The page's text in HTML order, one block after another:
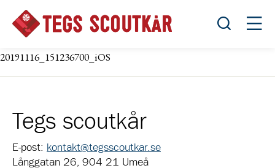
Öppna
20191116_151236700_iOS
Tegs scoutkår
E-post: kontakt@tegsscoutkar.se
Långgatan 26, 904 21 Umeå